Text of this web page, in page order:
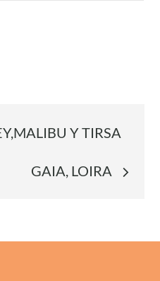
Y TIRSA
GAIA, LOIRA